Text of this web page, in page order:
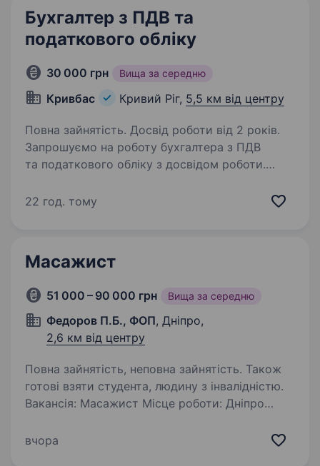
Бухгалтер з ПДВ та
податкового обліку
30 000 грн Вища за середню
Кривбас Кривий Ріг, 5,5 км від центру
Повна зайнятість. Досвід роботи від 2 років.
Запрошуємо на роботу бухгалтера з ПДВ
та податкового обліку з досвідом роботи.
та організованого спеціаліста, який
22 год. тому
Масажист
51 000 – 90 000 грн Вища за середню
Федоров П.Б., ФОП, Дніпро,
2,6 км від центру
Повна зайнятість, неповна зайнятість. Також
готові взяти студента, людину з інвалідністю.
Вакансія: Масажист Місце роботи: Дніпро
Опис вакансії: Студія краси «Федоров П.Б.»
вчора